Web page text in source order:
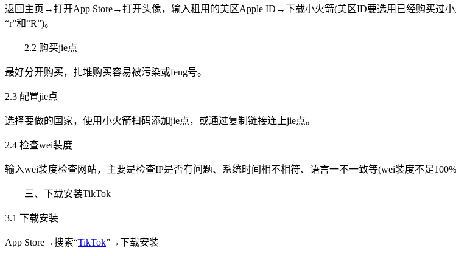
返回主页→打开App Store→打开头像，输入租用的美区Apple ID→下载小火箭(美区ID要选用已经购买过小
“r”和“R”)。
2.2 购买jie点
最好分开购买，扎堆购买容易被污染或feng号。
2.3 配置jie点
选择要做的国家，使用小火箭扫码添加jie点，或通过复制链接连上jie点。
2.4 检查wei装度
输入wei装度检查网站，主要是检查IP是否有问题、系统时间相不相符、语言一不一致等(wei装度不足
三、下载安装TikTok
3.1 下载安装
App Store→搜索“TikTok”→下载安装